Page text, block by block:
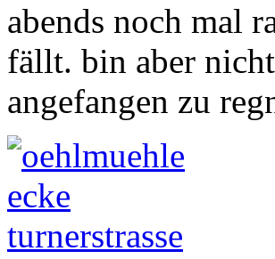
abends noch mal
fällt. bin aber
angefangen zu